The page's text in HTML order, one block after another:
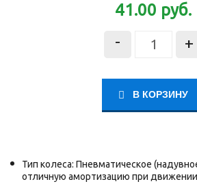
41.00 руб.
- +
В КОРЗИНУ
Тип колеса: Пневматическое
отличную амортизацию при